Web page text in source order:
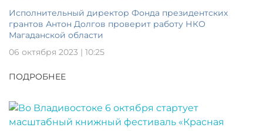
Исполнительный директор Фонда президентских
грантов Антон Долгов проверит работу НКО
Магаданской области
06 октября 2023 | 10:25
ПОДРОБНЕЕ